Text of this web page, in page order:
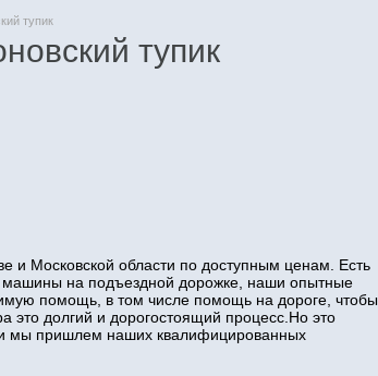
тупик
тупик
и Московской области по доступным ценам. Есть
машины на подъездной дорожке, наши опытные
помощь, в том числе помощь на дороге, чтобы
это долгий и дорогостоящий процесс.Но это
и мы пришлем наших квалифицированных